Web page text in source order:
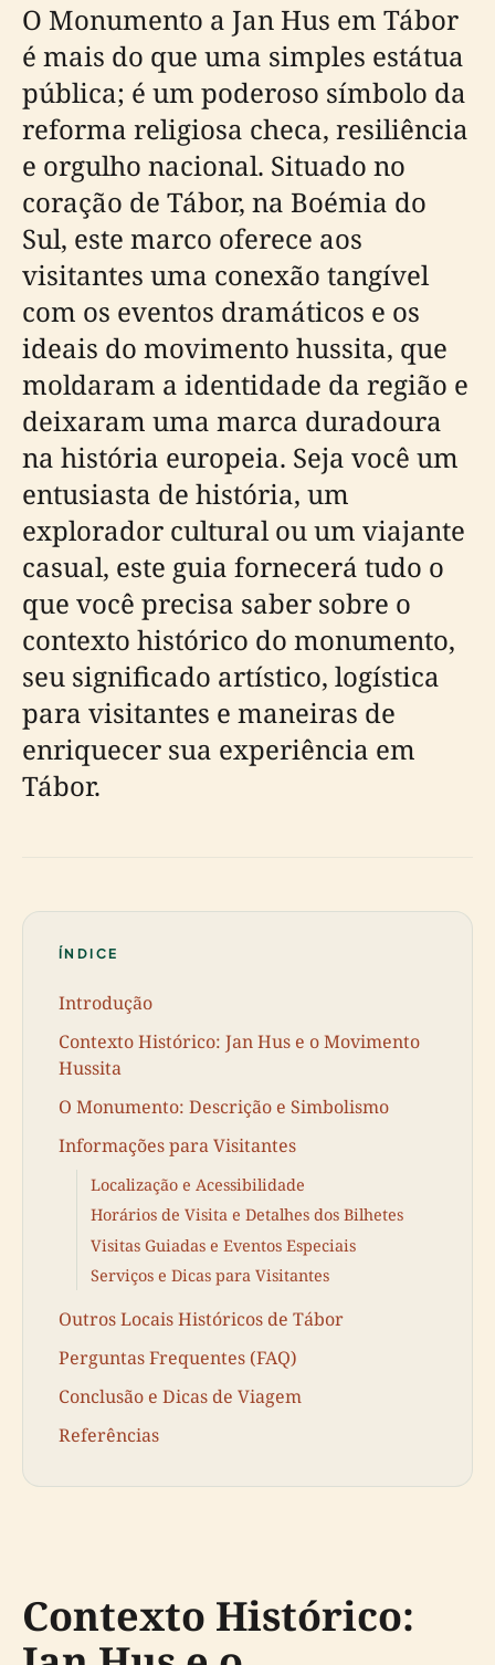
O Monumento a Jan Hus em Tábor
é mais do que uma simples estátua
pública; é um poderoso símbolo da
reforma religiosa checa, resiliência
e orgulho nacional. Situado no
coração de Tábor, na Boémia do
Sul, este marco oferece aos
visitantes uma conexão tangível
com os eventos dramáticos e os
ideais do movimento hussita, que
moldaram a identidade da região e
deixaram uma marca duradoura
na história europeia. Seja você um
entusiasta de história, um
explorador cultural ou um viajante
casual, este guia fornecerá tudo o
que você precisa saber sobre o
contexto histórico do monumento,
seu significado artístico, logística
para visitantes e maneiras de
enriquecer sua experiência em
Tábor.
ÍNDICE
Introdução
Contexto Histórico: Jan Hus e o Movimento
Hussita
O Monumento: Descrição e Simbolismo
Informações para Visitantes
Localização e Acessibilidade
Horários de Visita e Detalhes dos Bilhetes
Visitas Guiadas e Eventos Especiais
Serviços e Dicas para Visitantes
Outros Locais Históricos de Tábor
Perguntas Frequentes (FAQ)
Conclusão e Dicas de Viagem
Referências
Contexto Histórico: